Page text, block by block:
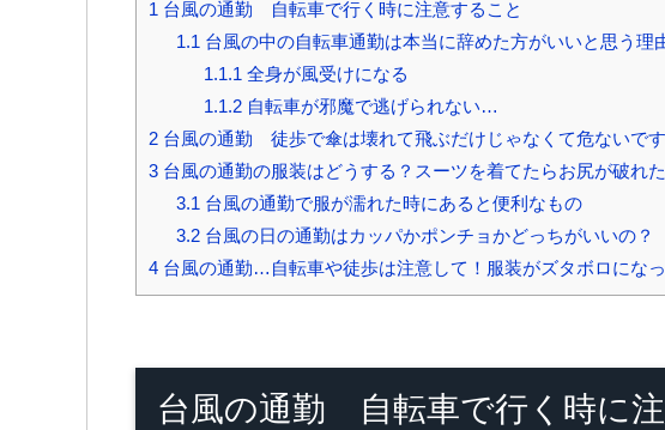
1 台風の通勤 自転車で行く時に注意すること
1.1 台風の中の自転車通勤は本当に辞めた方がいいと思う理
1.1.1 全身が風受けになる
1.1.2自転車が邪魔で逃げられない…
2 台風の通勤 徒歩で傘は壊れて飛ぶだけじゃなくて危ないです
3 台風の通勤の服装はどうする？スーツを着てたらお尻が破れた
3.1 台風の通勤で服が濡れた時にあると便利なもの
3.2台風の日の通勤はカッパかポンチョかどっちがいいの？
4 台風の通勤…自転車や徒歩は注意して！服装がズタボロにな
台風の通勤 自転車で行く時に